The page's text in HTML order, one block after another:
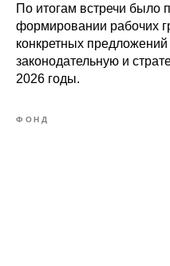
По итогам встречи было
формировании рабочих
конкретных
законодательную и
2026 годы.
ФОНД